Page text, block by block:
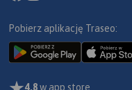
Pobierz aplikację Traseo:
4,8w app store